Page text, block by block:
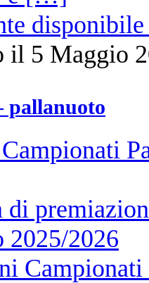
il 5 Maggio
pallanuoto
di
2025/2026